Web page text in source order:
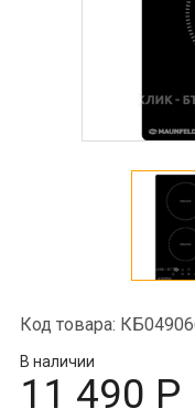
Код товара:
В наличии
11 490 Р